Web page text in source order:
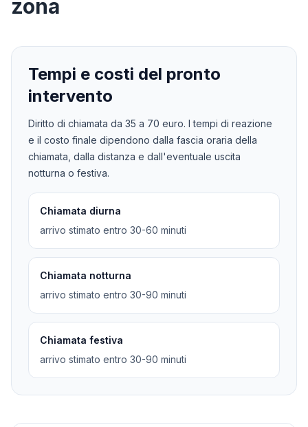
zona
Tempi e costi del pronto
intervento
Diritto di chiamata da 35 a 70 euro. I tempi di reazione
e il costo finale dipendono dalla fascia oraria della
chiamata, dalla distanza e dall'eventuale uscita
notturna o festiva.
Chiamata diurna
arrivo stimato entro 30-60 minuti
Chiamata notturna
arrivo stimato entro 30-90 minuti
Chiamata festiva
arrivo stimato entro 30-90 minuti